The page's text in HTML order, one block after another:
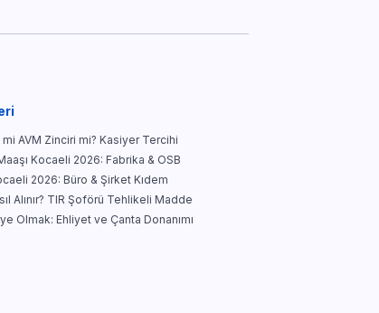
AVM Zinciri mi? Kasiyer Tercihi
Kocaeli 2026: Fabrika & OSB
2026: Büro & Şirket Kıdem
Alınır? TIR Şoförü Tehlikeli Madde
Olmak: Ehliyet ve Çanta Donanımı